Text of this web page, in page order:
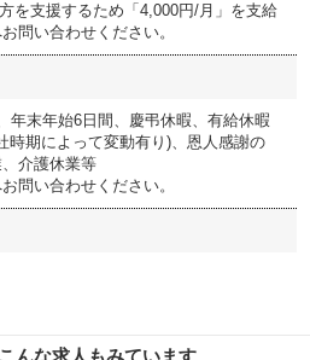
を支援するため「4,000円/月」を支給
問い合わせください。
年末年始6日間、慶弔休暇、有給休暇
期によって変動有り)、恩人感謝の
介護休業等
問い合わせください。
んな求人もみています